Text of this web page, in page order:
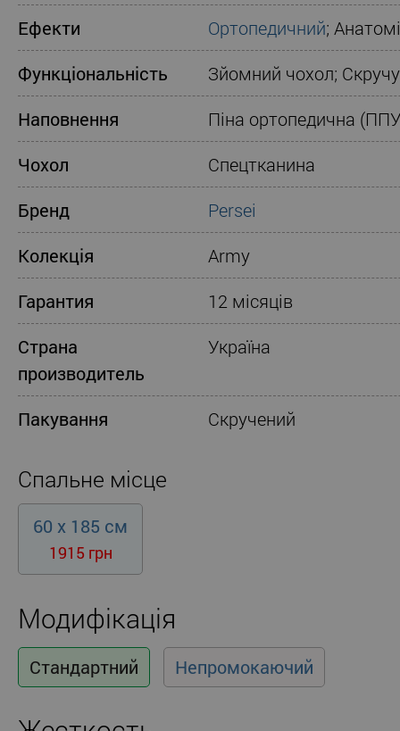
Ефекти Ортопедичний;
Функціональність
Зйомний чохол;
Наповнення
Піна ортопедична
Чохол
Спецтканина
Бренд
Persei
Колекція
Army
Гарантия
12 місяців
Страна
производитель
Україна
Пакування Скручений
Спальне місце
60 x 185 см
1915 грн
Модифікація
Стандартний Непромокаючий